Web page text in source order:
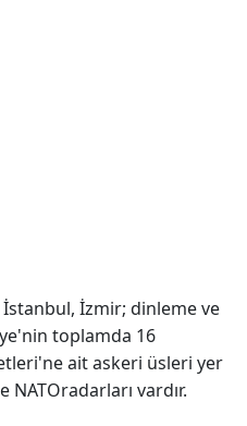
İzmir; dinleme ve
toplamda 16
ait askeri üsleri yer
vardır.